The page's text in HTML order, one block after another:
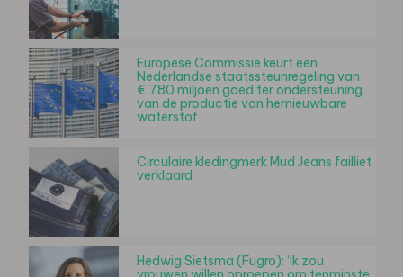
Europese Commissie keurt een
Nederlandse staatssteunregeling van
€ 780 miljoen goed ter ondersteuning
van de productie van hernieuwbare
waterstof
Circulaire kledingmerk Mud Jeans failliet
verklaard
Hedwig Sietsma (Fugro): ‘Ik zou